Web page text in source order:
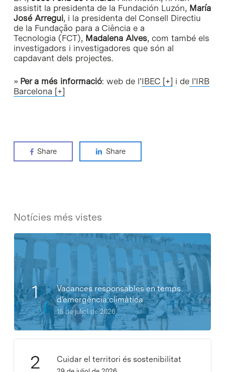
assistit la presidenta de la Fundación Luzón, María
José Arregui, i la presidenta del Consell Directiu
de la Fundação para a Ciência e a
Tecnologia (FCT), Madalena Alves, com també els
investigadors i investigadores que són al
capdavant dels projectes.
» Per a més informació: web de l’IBEC [+] i del’IRB
Barcelona [+]
Share Share
Notícies més vistes
Vacances responsables en temps
d’emergència climàtica
15 de juliol de 2026
Cuidar el territori és sostenibilitat